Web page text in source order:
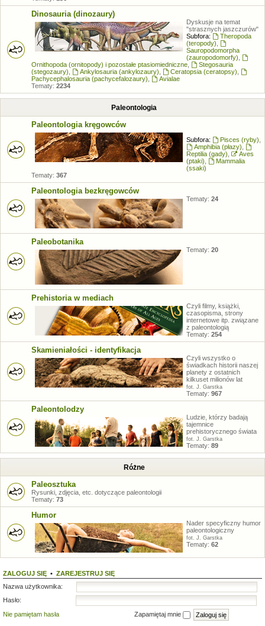
Dinosauria (dinozaury)
Dyskusje na temat
"strasznych jaszczurów"
Subfora:
Theropoda
(teropody)
Sauropodomorpha
(zauropodomorfy)
Ornithopoda (ornitopody) i pozostałe ptasiomiedniczne
Stegosauria
(stegozaury)
Ankylosauria (ankylozaury) Ceratopsia (ceratopsy)
Pachycephalosauria (pachycefalozaury)
Avialae
Tematy: 2234
Paleontologia
Paleontologia kręgowców
Subfora: Pisces (ryby)
Amphibia (płazy)
Reptilia (gady)
Aves
(ptaki)
Mammalia
(ssaki)
Tematy: 367
Paleontologia bezkręgowców
Tematy: 24
Paleobotanika
Tematy: 20
Prehistoria w mediach
Czyli filmy, książki,
czasopisma, strony
internetowe itp. związane
z paleontologią
Tematy: 254
Skamieniałości - identyfikacja
Czyli wszystko o
świadkach historii naszej
planety z ostatnich
kilkuset milionów lat
fot. J. Garstka
Tematy: 967
Paleontolodzy
Ludzie, którzy badają
tajemnice
prehistorycznego świata
fot. J. Garstka
Tematy: 89
Różne
Paleosztuka
Rysunki, zdjęcia, etc. dotyczące paleontologii
Tematy: 73
Humor
Nader specyficzny humor
paleontologiczny
fot. J. Garstka
Tematy: 62
ZALOGUJ SIĘ • ZAREJESTRUJ SIĘ
Nazwa użytkownika:
Hasło:
Nie pamiętam hasła
Zapamiętaj mnie